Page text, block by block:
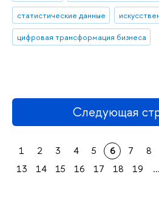
статистические данные
цифровая трансформация бизнеса
Следующая
1 2 3 4 5 6 7 8
13
14 15 16 17 18 19 ...